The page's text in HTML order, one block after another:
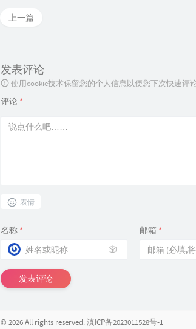
上一篇
发表评论
使用cookie技术保留您的个人信息以便您下次快速评
评论 *
表情
名称 *
🎲
邮箱 *
发表评论
© 2026 All rights reserved. 滇ICP备2023011528号-1